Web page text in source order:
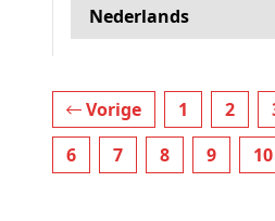
Nederlands
Vorige 1 2
6
7 8 9 10